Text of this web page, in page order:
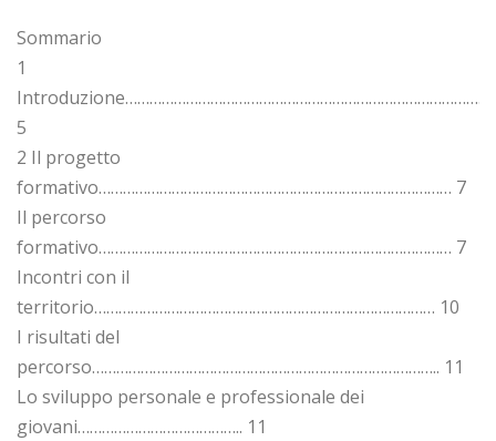
Sommario
1
5
2 Il progetto
formativo…………………………………………………………………………… 7
Il percorso
formativo…………………………………………………………………………… 7
Incontri con il
territorio………………………………………………………………………… 10
I risultati del
percorso………………………………………………………………………….. 11
Lo sviluppo personale e professionale dei
giovani………………………………….. 11